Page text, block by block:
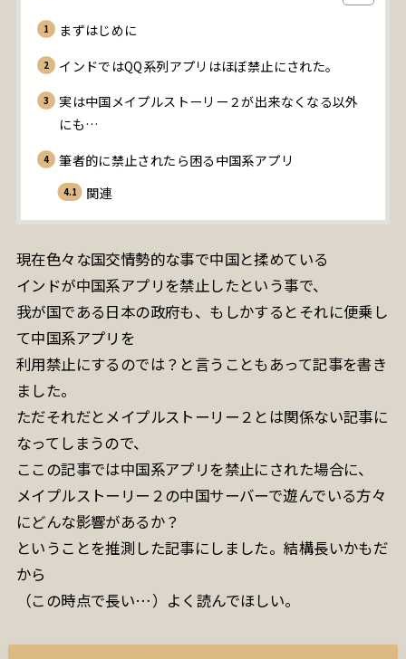
まずはじめに
インドではQQ系列アプリはほぼ禁止にされた。
実は中国メイプルストーリー２が出来なくなる以外
にも…
筆者的に禁止されたら困る中国系アプリ
関連
現在色々な国交情勢的な事で中国と揉めている
インドが中国系アプリを禁止したという事で、
我が国である日本の政府も、もしかするとそれに便乗し
て中国系アプリを
利用禁止にするのでは？と言うこともあって記事を書き
ました。
ただそれだとメイプルストーリー２とは関係ない記事に
なってしまうので、
ここの記事では中国系アプリを禁止にされた場合に、
メイプルストーリー２の中国サーバーで遊んでいる方々
にどんな影響があるか？
ということを推測した記事にしました。結構長いかもだ
から
（この時点で長い…）よく読んでほしい。